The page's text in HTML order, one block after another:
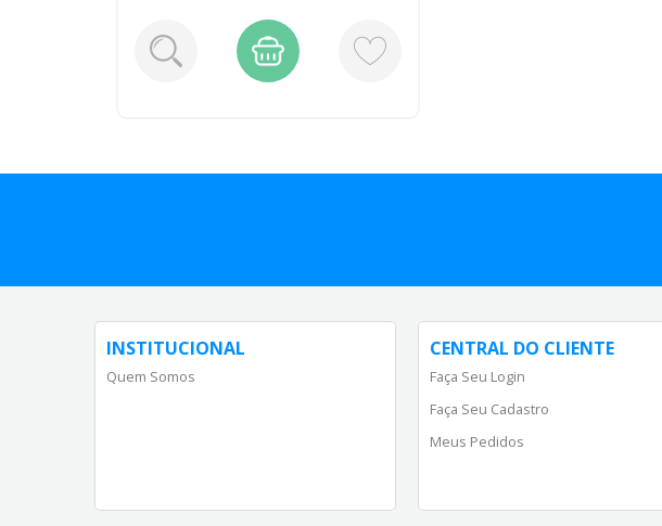
INSTITUCIONAL
Quem Somos
CENTRAL DO CLIENTE
Faça Seu Login
Faça Seu Cadastro
Meus Pedidos